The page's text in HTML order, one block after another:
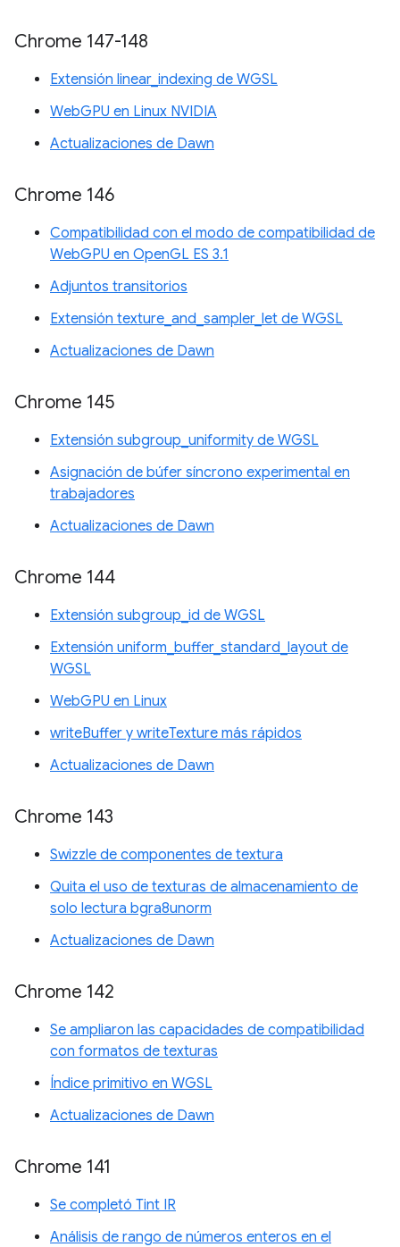
Chrome 147-148
Extensión linear_indexing de WGSL
WebGPU en Linux NVIDIA
Actualizaciones de Dawn
Chrome 146
Compatibilidad con el modo de compatibilidad de
WebGPU en OpenGL ES 3.1
Adjuntos transitorios
Extensión texture_and_sampler_let de WGSL
Actualizaciones de Dawn
Chrome 145
Extensión subgroup_uniformity de WGSL
Asignación de búfer síncrono experimental en
trabajadores
Actualizaciones de Dawn
Chrome 144
Extensión subgroup_id de WGSL
Extensión uniform_buffer_standard_layout de
WGSL
WebGPU en Linux
writeBuffer y writeTexture más rápidos
Actualizaciones de Dawn
Chrome 143
Swizzle de componentes de textura
Quita el uso de texturas de almacenamiento de
solo lectura bgra8unorm
Actualizaciones de Dawn
Chrome 142
Se ampliaron las capacidades de compatibilidad
con formatos de texturas
Índice primitivo en WGSL
Actualizaciones de Dawn
Chrome 141
Se completó Tint IR
Análisis de rango de números enteros en el